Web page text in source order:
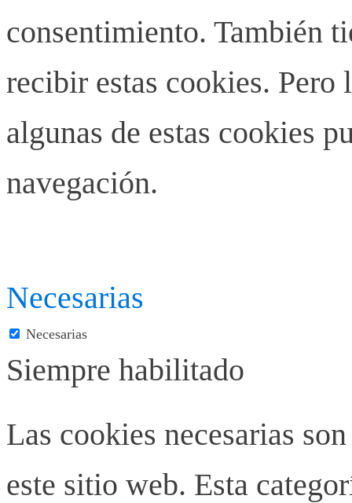
consentimiento. También
recibir estas cookies.
algunas de estas cookies
navegación.
Necesarias
Necesarias
Siempre habilitado
Las cookies necesarias
este sitio web. Esta